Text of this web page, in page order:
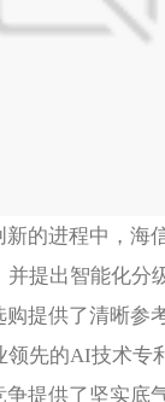
的进程中，海
并提出智能化分
提供了清晰参
领先的AI技术专
提供了坚实底气